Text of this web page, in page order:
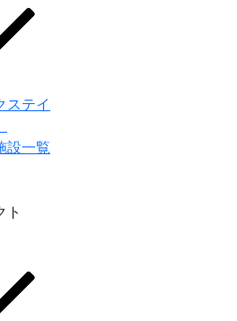
ステイ
設一覧
ト